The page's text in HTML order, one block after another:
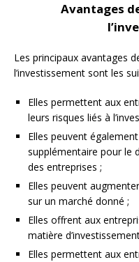
Avantages
Les principaux avantages
l’investissement sont les
Elles permettent aux
leurs risques liés à
Elles peuvent
supplémentaire pour le
des entreprises ;
Elles peuvent
sur un marché donné ;
Elles offrent aux
matière
Elles permettent aux